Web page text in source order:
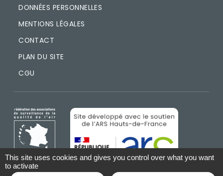
DONNÉES PERSONNELLES
MENTIONS LÉGALES
CONTACT
PLAN DU SITE
CGU
IMAGE IMAGE
This site uses cookies and gives you control over what you want
to activate